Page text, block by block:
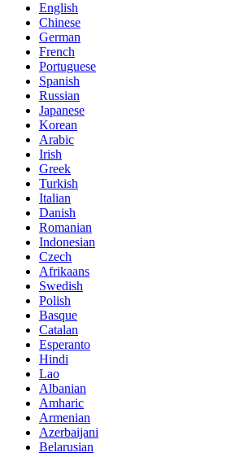
English
Chinese
German
French
Portuguese
Spanish
Russian
Japanese
Korean
Arabic
Irish
Greek
Turkish
Italian
Danish
Romanian
Indonesian
Czech
Afrikaans
Swedish
Polish
Basque
Catalan
Esperanto
Hindi
Lao
Albanian
Amharic
Armenian
Azerbaijani
Belarusian